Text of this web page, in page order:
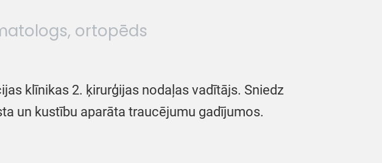
ortopēds
klīnikas 2. ķirurģijas nodaļas vadītājs. Sniedz
un kustību aparāta traucējumu gadījumos.